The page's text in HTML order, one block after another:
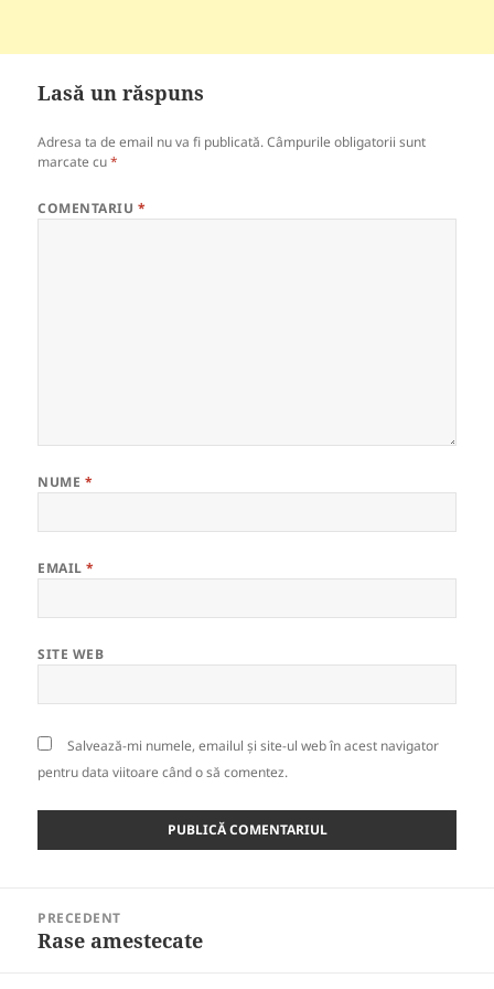
Lasă un răspuns
Adresa ta de email nu va fi publicată. Câmpurile obligatorii sunt
marcate cu*
COMENTARIU *
NUME *
EMAIL*
SITE WEB
Salvează-mi numele, emailul și site-ul web în acest navigator
pentru data viitoare când o să comentez.
articole
PRECEDENT
Articolul
Rase amestecate